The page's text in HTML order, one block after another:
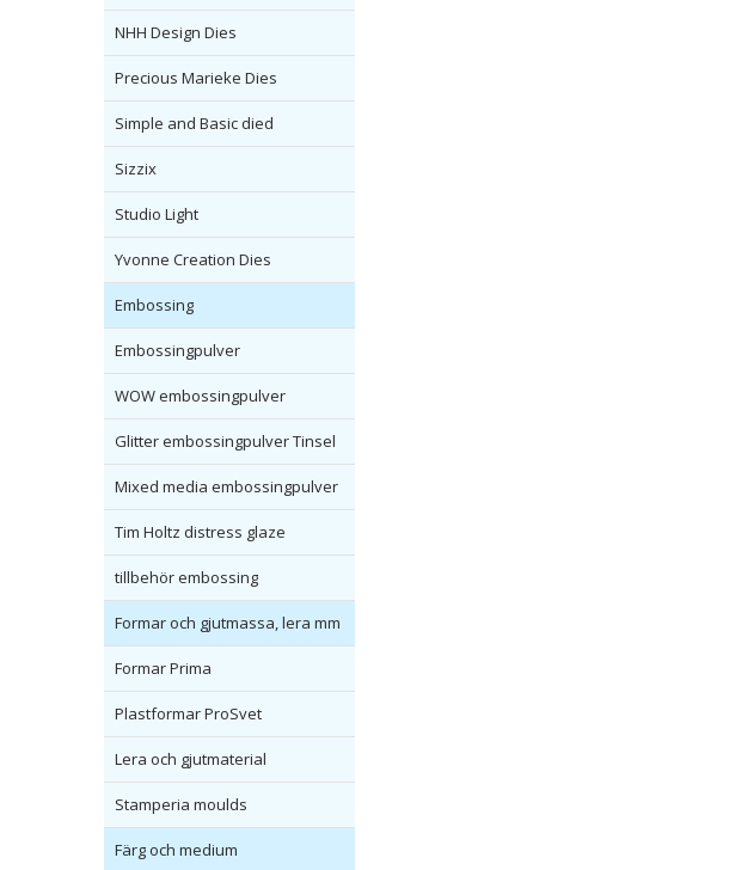
NHH Design Dies
Precious Marieke Dies
Simple and Basic died
Sizzix
Studio Light
Yvonne Creation Dies
Embossing
Embossingpulver
WOW embossingpulver
Glitter embossingpulver Tinsel
Mixed media embossingpulver
Tim Holtz distress glaze
tillbehör embossing
Formar och gjutmassa, lera mm
Formar Prima
Plastformar ProSvet
Lera och gjutmaterial
Stamperia moulds
Färg och medium